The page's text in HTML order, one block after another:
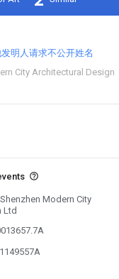
明人请求不公开姓名
City Architectural Design
Modern City
Ltd